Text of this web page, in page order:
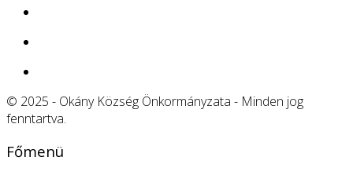
© 2025 - Okány Község Önkormányzata - Minden jog
fenntartva.
Főmenü